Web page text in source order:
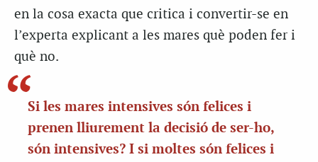
en la cosa exacta que critica i convertir-se en
l’experta explicant a les mares què poden fer i
què no.
Si les mares intensives són felices i
prenen lliurement la decisió de ser-ho,
són intensives? I si moltes són felices i